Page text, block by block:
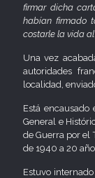
firmar dicha
habían firmado
costarle la vida
Una vez
autoridades
localidad,
Está
General e
de Guerra por el
de 1940 a 20
Estuvo